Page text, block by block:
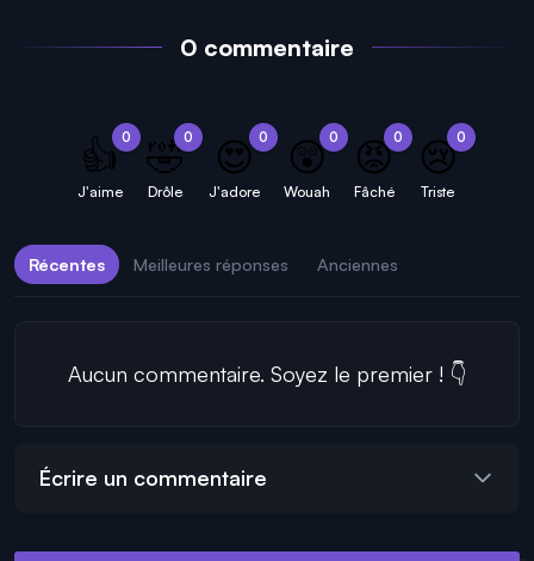
0 commentaire
0
👍
J'aime
0
🤣
Drôle
0
😍
J'adore
0
😲
Wouah
0
😡
Fâché
0
😢
Triste
Récentes Meilleures réponses Anciennes
Aucun commentaire. Soyez le premier ! 👇
Écrire un commentaire